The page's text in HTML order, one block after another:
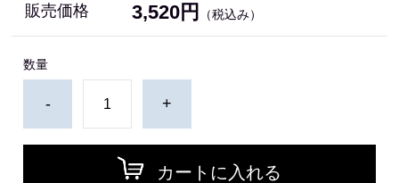
販売価格 3,520円 （税込み）
数量
- +
カートに入れる